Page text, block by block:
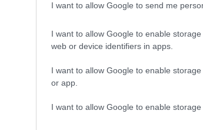
I want to allow Google to send me
I want to allow Google to enable
web or device identifiers in apps.
I want to allow Google to enable
or app.
I want to allow Google to enable